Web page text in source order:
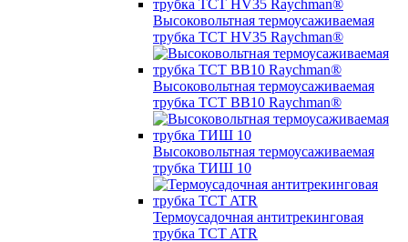
Высоковольтная термоусаживаемая
трубка TCT HV35 Raychman®
Высоковольтная термоусаживаемая
трубка TCT BB10 Raychman®
Высоковольтная термоусаживаемая
трубка ТИШ 10
Термоусадочная антитрекинговая
трубка TCT ATR